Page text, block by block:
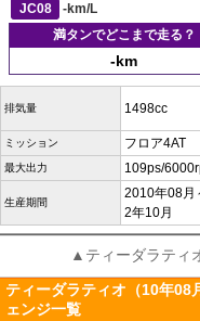
JC08
-km/L
満タンでどこまで走る？
-km
排気量 1498cc
ミッション フロア4AT
最大出力 109ps/
生産期間
2010年08月
2年10月
▲ティーダラティ
ティーダラティオ（10年08
ェンジ一覧